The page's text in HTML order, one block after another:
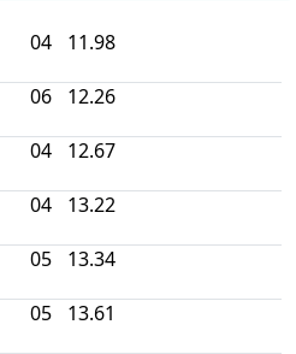
04 11.98
06 12.26
04 12.67
04 13.22
05 13.34
05 13.61